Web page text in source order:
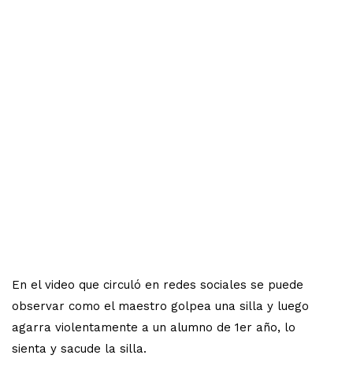
En el video que circuló en redes sociales se puede
observar como el maestro golpea una silla y luego
agarra violentamente a un alumno de 1er año, lo
sienta y sacude la silla.